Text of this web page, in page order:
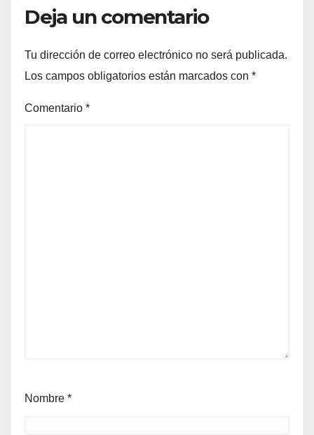
Deja un comentario
Tu dirección de correo electrónico no será publicada.
Los campos obligatorios están marcados con *
Comentario *
Nombre *